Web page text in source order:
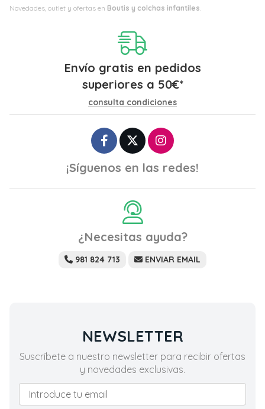
Novedades, outlet y ofertas en Boutis y colchas infantiles.
Envío gratis en pedidos
superiores a 50€*
consulta condiciones
¡Síguenos en las redes!
¿Necesitas ayuda?
981 824 713 ENVIAR EMAIL
NEWSLETTER
Suscríbete a nuestro newsletter para recibir ofertas
y novedades exclusivas.